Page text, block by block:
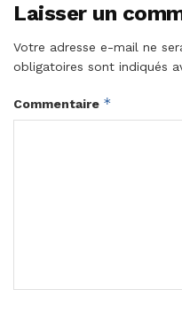
Laisser un
Votre adresse e-mail ne
obligatoires sont indiqués
Commentaire *